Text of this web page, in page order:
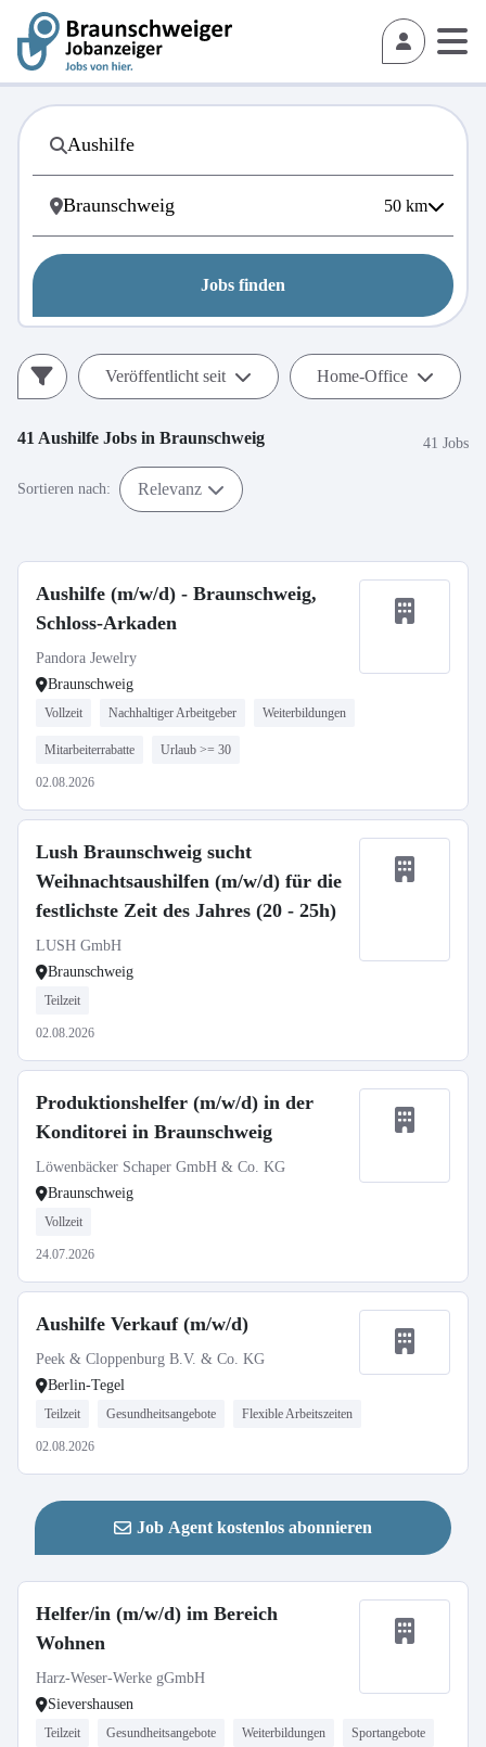
50 km
Jobs finden
Veröffentlicht seit Home-Office
41 Aushilfe Jobs in Braunschweig 41 Jobs
Sortieren nach: Relevanz
Aushilfe (m/w/d) - Braunschweig,
Schloss-Arkaden
Pandora Jewelry
Braunschweig
Vollzeit Nachhaltiger Arbeitgeber Weiterbildungen
Mitarbeiterrabatte Urlaub >= 30
02.08.2026
Lush Braunschweig sucht
Weihnachtsaushilfen (m/w/d) für die
festlichste Zeit des Jahres (20 - 25h)
LUSH GmbH
Braunschweig
Teilzeit
02.08.2026
Produktionshelfer (m/w/d) in der
Konditorei in Braunschweig
Löwenbäcker Schaper GmbH & Co. KG
Braunschweig
Vollzeit
24.07.2026
Aushilfe Verkauf (m/w/d)
Peek & Cloppenburg B.V. & Co. KG
Berlin-Tegel
Teilzeit Gesundheitsangebote Flexible Arbeitszeiten
02.08.2026
Job Agent kostenlos abonnieren
Helfer/in (m/w/d) im Bereich
Wohnen
Harz-Weser-Werke gGmbH
Sievershausen
Teilzeit Gesundheitsangebote Weiterbildungen Sportangebote